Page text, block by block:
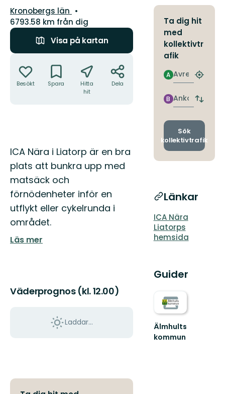
Län:
Kronobergs län
6793.58 km från dig
Visa på kartan
Besökt Spara
Hitta
hit
Dela
Beskrivning
ICA Nära i Liatorp är en bra
plats att bunkra upp med
matsäck och
förnödenheter inför en
utflykt eller cykelrunda i
området.
Läs mer
Väderprognos (kl. 12.00)
Laddar...
Ta dig hit
med
kollektivtr
afik
Avresa
A
Hitta
Ankomst
B
Byt
och
Sök
kollektivtrafik
Länkar
ICA Nära
Liatorps
hemsida
Guider
Älmhults
kommun